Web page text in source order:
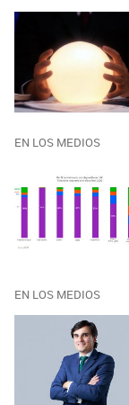
EN LOS MEDIOS
EN LOS MEDIOS